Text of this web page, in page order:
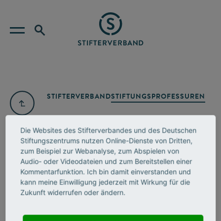
STIFTERVERBANDSTIFTUNGSPROFESSUREN
Die Websites des Stifterverbandes und des Deutschen
Stiftungszentrums nutzen Online-Dienste von Dritten,
zum Beispiel zur Webanalyse, zum Abspielen von
Audio- oder Videodateien und zum Bereitstellen einer
Kommentarfunktion. Ich bin damit einverstanden und
kann meine Einwilligung jederzeit mit Wirkung für die
Zukunft widerrufen oder ändern.